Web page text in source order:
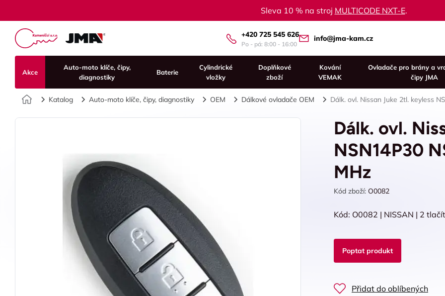
Sleva 10 % na stroj MULTICODE NXT-E.
+420 725 545 626
Po - pá: 8:00 - 16:00
info@jma-kam.cz
Akce
Auto-moto klíče, čipy,
diagnostiky
Baterie
Cylindrické
vložky
Doplňkové
zboží
Kování
VEMAK
Ovladače pro brány a
čipy JMA
Úvod
Katalog Auto-moto klíče, čipy, diagnostiky OEM Dálkové ovladače OEM Dálk. ovl. Nissan Juke 2tl. keyless
Dálk. ovl.
NSN14P30
MHz
Kód zboží: O0082
Kód: O0082 | NISSAN | 2
Poptat produkt
Přidat do oblíbených